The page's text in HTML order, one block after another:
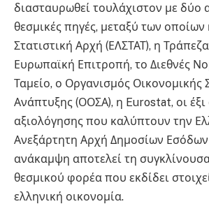
διασταυρωθεί τουλάχιστον με δύο
θεσμικές πηγές, μεταξύ των οποίων
Στατιστική Αρχή (ΕΛΣΤΑΤ), η
Ευρωπαϊκή Επιτροπή, το Διεθνές
Ταμείο, ο Οργανισμός Οικονομικής
Ανάπτυξης (ΟΟΣΑ), η Eurostat, οι έξι
αξιολόγησης που καλύπτουν την
Ανεξάρτητη Αρχή Δημοσίων Εσόδων
ανάκαμψη αποτελεί τη
θεσμικού φορέα που εκδίδει
ελληνική οικονομία.